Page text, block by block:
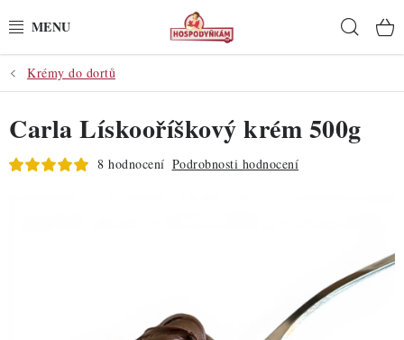
na
POTŘEBY
POMŮCKY
SUROVINY
Krémy do dortů
Carla Lískooříškový krém 500g
8 hodnocení Podrobnosti hodnocení